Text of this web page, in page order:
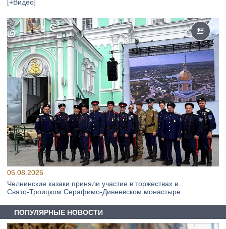
[+Видео]
05.08.2026
Челнинские казаки приняли участие в торжествах в
Свято‑Троицком Серафимо‑Дивеевском монастыре
ПОПУЛЯРНЫЕ НОВОСТИ